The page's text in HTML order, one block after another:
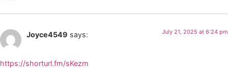
Joyce4549 says: July 21, 2025 at 6:24 pm
https://shorturl.fm/sKezm